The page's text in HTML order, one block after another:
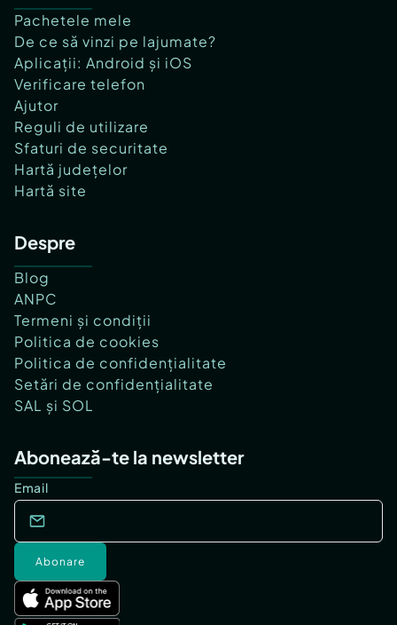
Pachetele mele
De ce să vinzi pe lajumate?
Aplicații: Android și iOS
Verificare telefon
Ajutor
Reguli de utilizare
Sfaturi de securitate
Hartă județelor
Hartă site
Despre
Blog
ANPC
Termeni și condiții
Politica de cookies
Politica de confidențialitate
Setări de confidențialitate
SAL și SOL
Abonează-te la newsletter
Email
Abonare